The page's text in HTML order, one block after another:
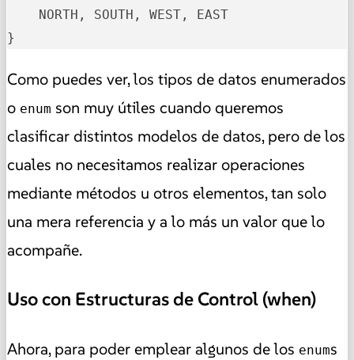
    NORTH, SOUTH, WEST, EAST
}
Como puedes ver, los tipos de datos enumerados
o enum son muy útiles cuando queremos
clasificar distintos modelos de datos, pero de los
cuales no necesitamos realizar operaciones
mediante métodos u otros elementos, tan solo
una mera referencia y a lo más un valor que lo
acompañe.
Uso con Estructuras de Control (when)
Ahora, para poder emplear algunos de los enums